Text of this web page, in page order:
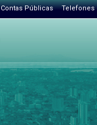
Contas Públicas Telefones